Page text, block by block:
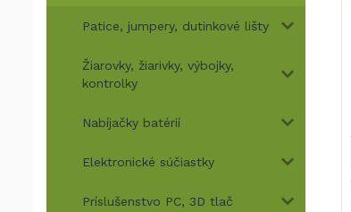
Patice, jumpery, dutinkové lišty
Žiarovky, žiarivky, výbojky,
kontrolky
Nabíjačky batérií
Elektronické súčiastky
Príslušenstvo PC, 3D tlač